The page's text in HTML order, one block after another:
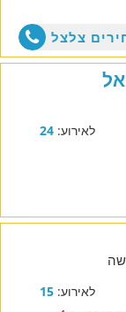
צלצל
לאירוע:24
לאירוע:15